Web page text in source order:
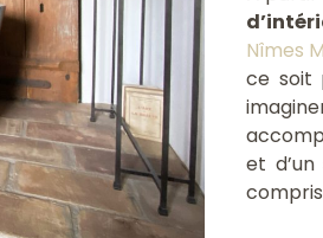
Nîmes
ce soit
et